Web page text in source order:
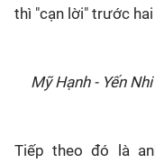
thì "cạn lời" trước
Mỹ Hạnh - Yến
Tiếp theo đó là